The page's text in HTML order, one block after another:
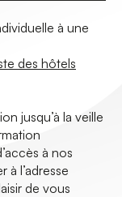
à une
des hôtels
jusqu’à la veille
à nos
à l’adresse
de vous